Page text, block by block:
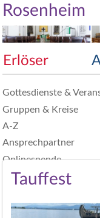
Rosenheim
Erlöser
Gottesdienste &
Gruppen & Kreise
A-Z
Ansprechpartner
Onlinespende
Tauffest